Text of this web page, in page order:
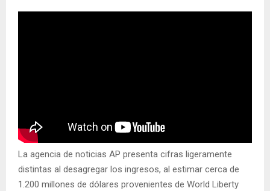
La agencia de noticias AP presenta cifras ligeramente
distintas al desagregar los ingresos, al estimar cerca de
1.200 millones de dólares provenientes de World Liberty